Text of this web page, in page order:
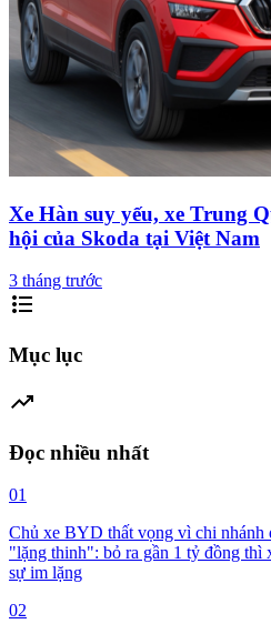
Xe Hàn suy yếu, xe Trung
hội của Skoda tại Việt Nam
3 tháng trước
format_list_bulleted
Mục lục
trending_up
Đọc nhiều nhất
01
Chủ xe BYD thất vọng vì chi nhánh
"lặng thinh": bỏ ra gần 1 tỷ đồng thì
sự im lặng
02